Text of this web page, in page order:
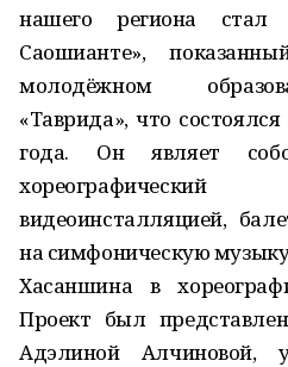
нашего региона стал
Саошианте»,
молодёжном
«Таврида», что
года. Он являет
видеоинсталляцией,
на симфоническую
Хасаншина в
Проект был
Адэлиной Алчиновой,